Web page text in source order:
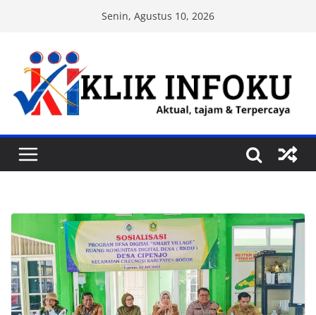
content
Senin, Agustus 10, 2026